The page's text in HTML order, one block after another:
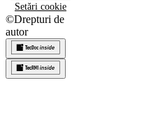
Setări cookie
©Drepturi de
autor